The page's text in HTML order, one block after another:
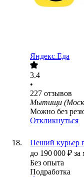
Яндекс.Еда
3.4
•
227 отзывов
Мытищи
Можно без
Откликнуться
Пеший курьер
до 190 000 ₽ за
Без опыта
Подработка